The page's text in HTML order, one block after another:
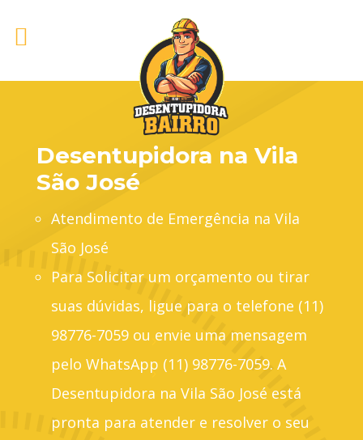
Desentupidora na Vila
São José
Atendimento de Emergência na Vila
São José
Para Solicitar um orçamento ou tirar
suas dúvidas, ligue para o telefone (11)
98776-7059 ou envie uma mensagem
pelo WhatsApp (11) 98776-7059. A
Desentupidora na Vila São José está
pronta para atender e resolver o seu